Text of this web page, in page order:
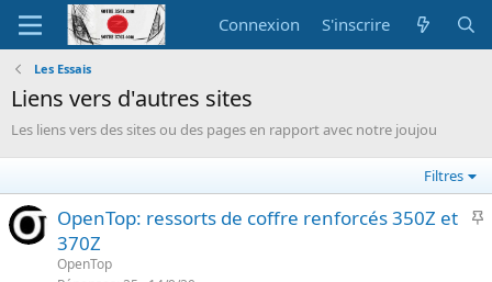
Connexion S'inscrire
Les Essais
Liens vers d'autres sites
Les liens vers des sites ou des pages en rapport avec notre joujou
Filtres
I
OpenTop: ressorts de coffre renforcés 350Z et
370Z
OpenTop